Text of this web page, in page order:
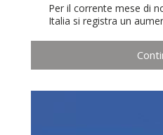
Per il corrente mese di
Italia si registra un